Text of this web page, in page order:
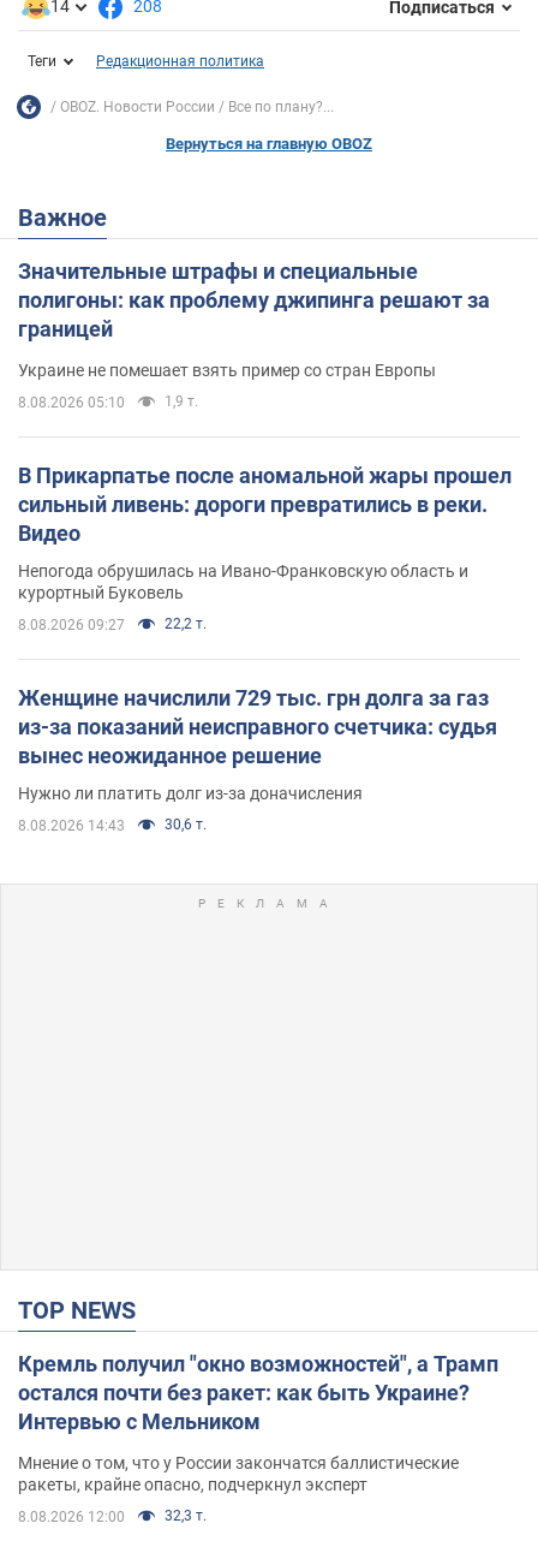
14 208 Подписаться
Теги Редакционная политика
OBOZ. Новости России Все по плану?...
Вернуться на главную OBOZ
Важное
Значительные штрафы и специальные
полигоны: как проблему джипинга решают за
границей
Украине не помешает взять пример со стран Европы
8.08.2026 05:10 1,9 т.
В Прикарпатье после аномальной жары прошел
сильный ливень: дороги превратились в реки.
Видео
Непогода обрушилась на Ивано-Франковскую область и
курортный Буковель
8.08.2026 09:27 22,2 т.
Женщине начислили 729 тыс. грн долга за газ
из-за показаний неисправного счетчика: судья
вынес неожиданное решение
Нужно ли платить долг из-за доначисления
8.08.2026 14:43 30,6 т.
TOP NEWS
Кремль получил "окно возможностей", а Трамп
остался почти без ракет: как быть Украине?
Интервью с Мельником
Мнение о том, что у России закончатся баллистические
ракеты, крайне опасно, подчеркнул эксперт
8.08.2026 12:00 32,3 т.